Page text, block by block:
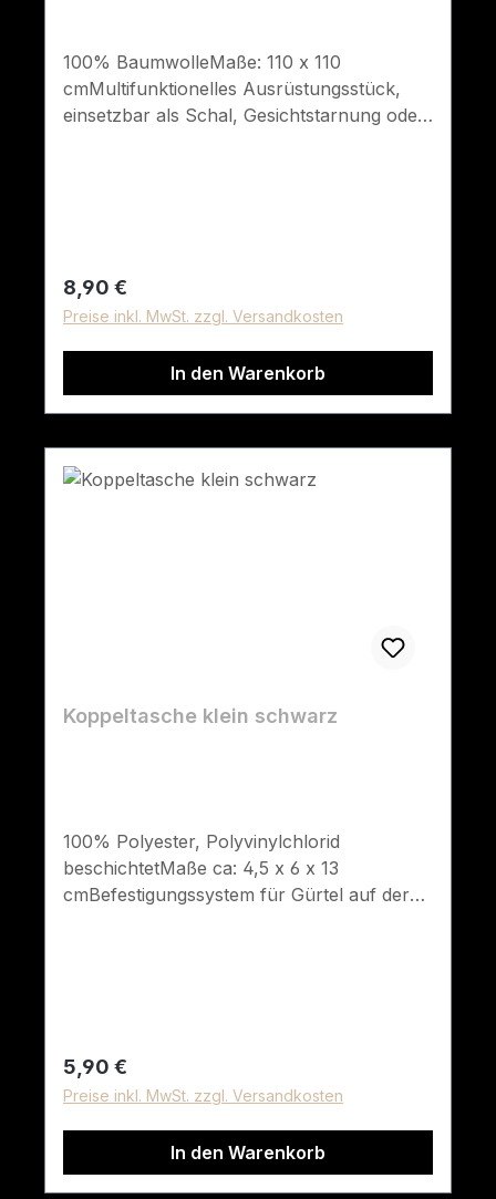
100% BaumwolleMaße: 110 x 110
cmMultifunktionelles Ausrüstungsstück,
einsetzbar als Schal, Gesichtstarnung oder
Regulärer Preis:
8,90 €
Preise inkl. MwSt. zzgl. Versandkosten
In den Warenkorb
Koppeltasche klein schwarz
100% Polyester, Polyvinylchlorid
beschichtetMaße ca: 4,5 x 6 x 13
cmBefestigungssystem für Gürtel auf der
Regulärer Preis:
5,90 €
Preise inkl. MwSt. zzgl. Versandkosten
In den Warenkorb